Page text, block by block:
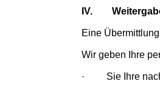
IV.
Eine
Wir geben Ihre
· Sie Ihre nach